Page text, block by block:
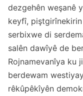
dezgehên weşanê
keyfî,
serbixwe di
salên dawîyê de
Rojnamevanîya ku
berdewam
rêkûpêkîyên